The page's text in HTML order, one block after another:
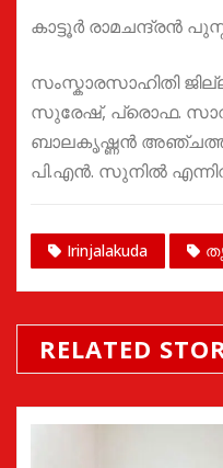
കാട്ടൂർ രാമചന്ദ്രൻ
സംസ്കാരസാഹിതി
സുരേഷ്, പ്രൊഫ.
ബാലകൃഷ്ണൻ അഞ്ചത്ത്,
പി.എൻ. സുനിൽ
Irinjalakuda
RELATED